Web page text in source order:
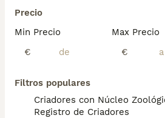
Precio
Min Precio
€
Max Precio
€
Filtros populares
Criadores con Núcleo
Registro de Criadores